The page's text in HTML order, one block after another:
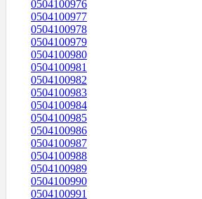
0504100976
0504100977
0504100978
0504100979
0504100980
0504100981
0504100982
0504100983
0504100984
0504100985
0504100986
0504100987
0504100988
0504100989
0504100990
0504100991